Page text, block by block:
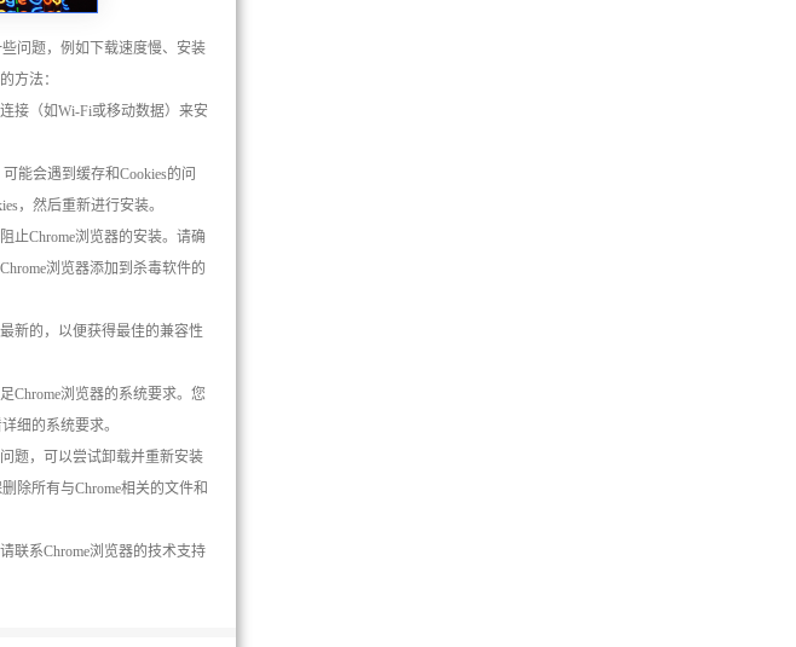
问题，例如下载速度慢、安装
方法：
接（如Wi-Fi或移动数据）来安
能会遇到缓存和Cookies的问
，然后重新进行安装。
止Chrome浏览器的安装。请确
浏览器添加到杀毒软件的
新的，以便获得最佳的兼容性
Chrome浏览器的系统要求。您
细的系统要求。
题，可以尝试卸载并重新安装
除所有与Chrome相关的文件和
联系Chrome浏览器的技术支持